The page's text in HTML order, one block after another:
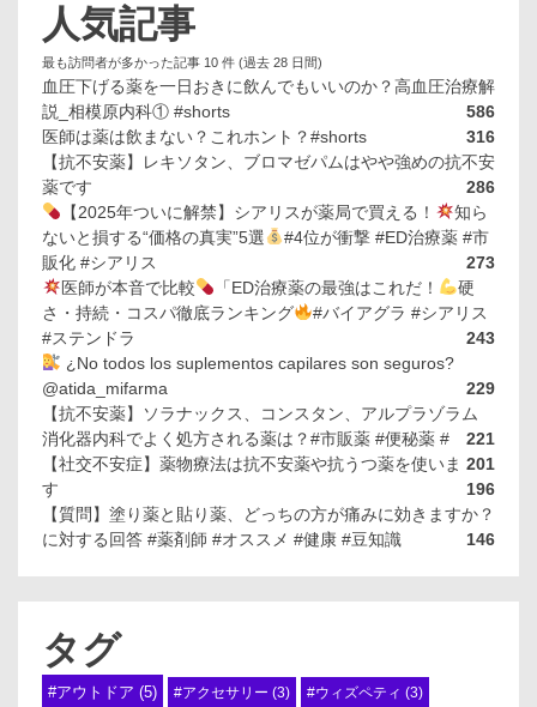
人気記事
最も訪問者が多かった記事 10 件 (過去 28 日間)
血圧下げる薬を一日おきに飲んでもいいのか？高血圧治療解
説_相模原内科① #shorts
586
医師は薬は飲まない？これホント？#shorts
316
【抗不安薬】レキソタン、ブロマゼパムはやや強めの抗不安
薬です
286
【2025年ついに解禁】シアリスが薬局で買える！
知ら
ないと損する“価格の真実”5選
#4位が衝撃 #ED治療薬 #市
販化 #シアリス
273
医師が本音で比較
「ED治療薬の最強はこれだ！
硬
さ・持続・コスパ徹底ランキング
#バイアグラ #シアリス
#ステンドラ
243
¿No todos los suplementos capilares son seguros?
@atida_mifarma
229
【抗不安薬】ソラナックス、コンスタン、アルプラゾラム
221
消化器内科でよく処方される薬は？#市販薬 #便秘薬 #
201
【社交不安症】薬物療法は抗不安薬や抗うつ薬を使いま
す
196
【質問】塗り薬と貼り薬、どっちの方が痛みに効きますか？
に対する回答 #薬剤師 #オススメ #健康 #豆知識
146
タグ
#アウトドア (5) #アクセサリー (3) #ウィズペティ (3)